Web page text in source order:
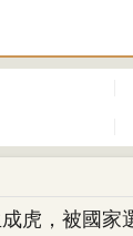
虎，被國家